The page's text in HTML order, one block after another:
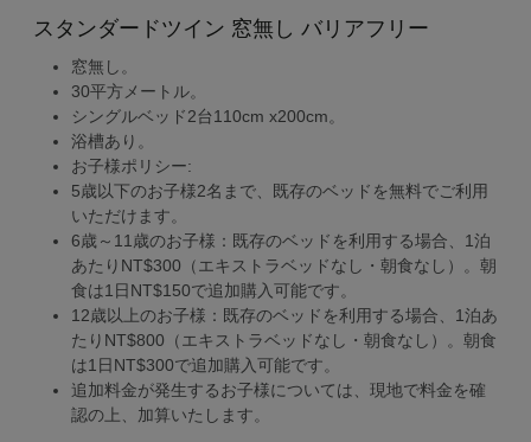
スタンダードツイン 窓無し バリアフリー
窓無し。
30平方メートル。
シングルベッド2台110cm x200cm。
浴槽あり。
お子様ポリシー:
5歳以下のお子様2名まで、既存のベッドを無料でご利用
いただけます。
6歳～11歳のお子様：既存のベッドを利用する場合、1泊
あたりNT$300（エキストラベッドなし・朝食なし）。朝
食は1日NT$150で追加購入可能です。
12歳以上のお子様：既存のベッドを利用する場合、1泊あ
たりNT$800（エキストラベッドなし・朝食なし）。朝食
は1日NT$300で追加購入可能です。
追加料金が発生するお子様については、現地で料金を確
認の上、加算いたします。